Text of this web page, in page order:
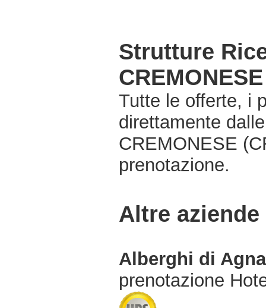
Strutture
Tutte le offerte, i
direttamente
CREMONESE
prenotazione.
Altre
Alberghi di
prenotazione